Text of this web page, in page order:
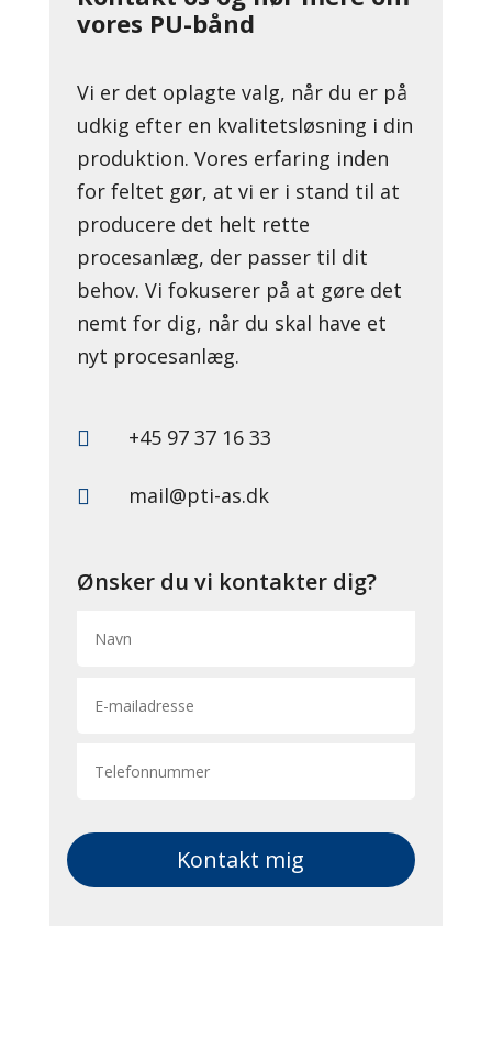
vores PU-bånd
Vi er det oplagte valg, når du er på
udkig efter en kvalitetsløsning i din
produktion. Vores erfaring inden
for feltet gør, at vi er i stand til at
producere det helt rette
procesanlæg, der passer til dit
behov. Vi fokuserer på at gøre det
nemt for dig, når du skal have et
nyt procesanlæg.
 +45 97 37 16 33
 mail@pti-as.dk
Ønsker du vi kontakter dig?
Kontakt mig